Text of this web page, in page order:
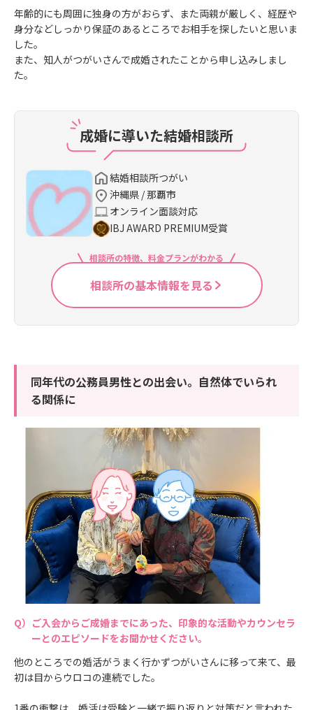
年齢的にも周囲に独身の方がおらず、また両親が厳しく、経歴や
身分などしっかり保証のあるところでお相手を探したいと思いま
した。
また、知人がつがいさんで成婚されたことから申し込みしまし
た。
成婚に導いた結婚相談所
結婚相談所つがい
沖縄県 / 那覇市
オンライン面談対応
IBJ AWARD PREMIUM受賞
相談所の特徴、料金プランがわかる
相談所の基本情報を見る
同年代の公務員男性との出会い。自然体でいられ
る関係に
ご入会からご成婚までにあった、印象的な活動やカウンセラ
ーとのエピソードをお聞かせください。
他のところでの婚活がうまく行かずつがいさんに移って来て、最
初は目からウロコの連続でした。